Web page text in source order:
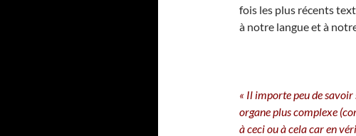
fois les plus récents
à notre langue et à
« Il importe peu de savoir
organe plus complexe
à ceci ou à cela car en